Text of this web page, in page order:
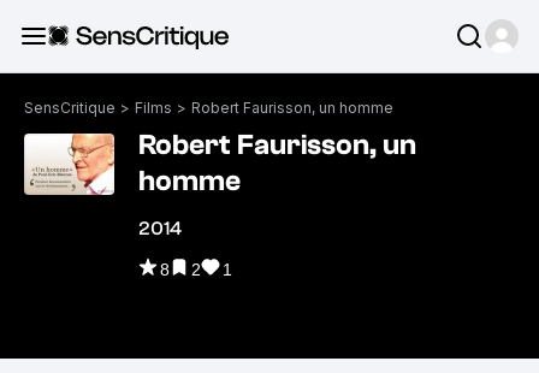
SensCritique > Films > Robert Faurisson, un homme
Robert Faurisson, un
homme
2014
8 2 1